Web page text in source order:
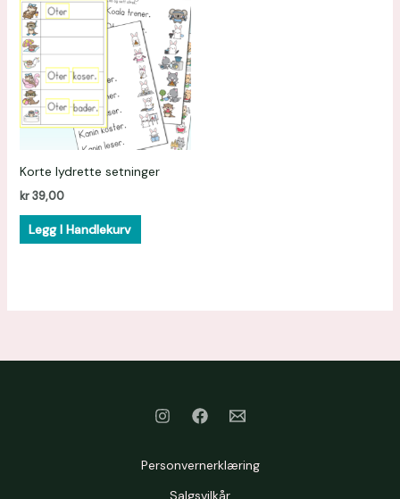
Korte lydrette setninger
kr39,00
Legg I Handlekurv
Personvernerklæring
Salgsvilkår